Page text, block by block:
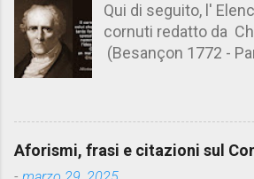
Qui di seguito, l'
cornuti redatto da
(Besançon 1772 -
Aforismario trovi
cornuto pretenzioso:
Aforismi, frasi e citazioni sul